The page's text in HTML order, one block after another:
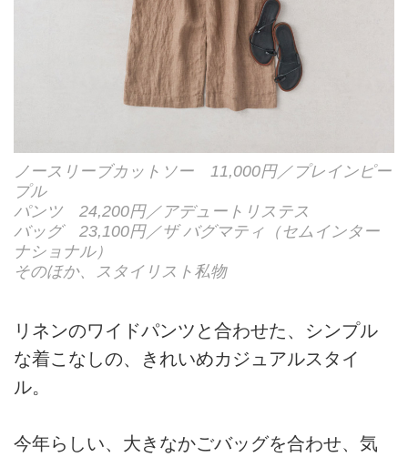
ノースリーブカットソー 11,000円／プレインピー
プル
パンツ 24,200円／アデュートリステス
バッグ 23,100円／ザ バグマティ（セムインター
ナショナル）
そのほか、スタイリスト私物
リネンのワイドパンツと合わせた、シンプル
な着こなしの、きれいめカジュアルスタイ
ル。
今年らしい、大きなかごバッグを合わせ、気